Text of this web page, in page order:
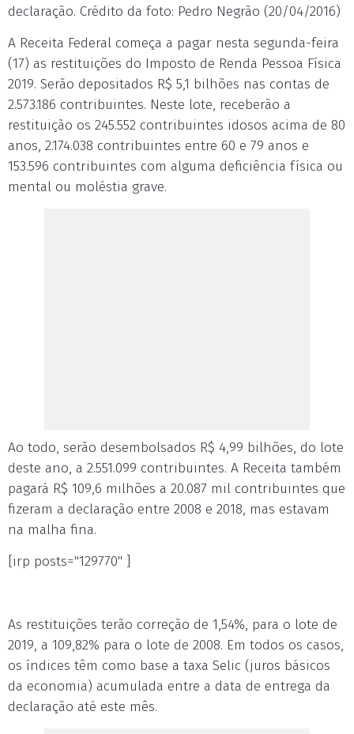
declaração. Crédito da foto: Pedro Negrão (20/04/2016)
A Receita Federal começa a pagar nesta segunda-feira
(17) as restituições do Imposto de Renda Pessoa Física
2019. Serão depositados R$ 5,1 bilhões nas contas de
2.573.186 contribuintes. Neste lote, receberão a
restituição os 245.552 contribuintes idosos acima de 80
anos, 2.174.038 contribuintes entre 60 e 79 anos e
153.596 contribuintes com alguma deficiência física ou
mental ou moléstia grave.
Ao todo, serão desembolsados R$ 4,99 bilhões, do lote
deste ano, a 2.551.099 contribuintes. A Receita também
pagará R$ 109,6 milhões a 20.087 mil contribuintes que
fizeram a declaração entre 2008 e 2018, mas estavam
na malha fina.
[irp posts="129770" ]
As restituições terão correção de 1,54%, para o lote de
2019, a 109,82% para o lote de 2008. Em todos os casos,
os índices têm como base a taxa Selic (juros básicos
da economia) acumulada entre a data de entrega da
declaração até este mês.